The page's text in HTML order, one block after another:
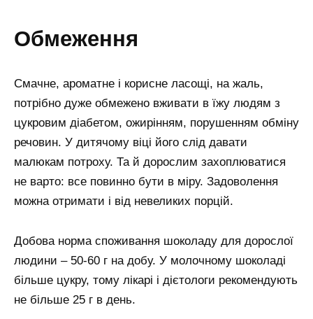
обмеження
Смачне, ароматне і корисне ласощі, на жаль,
потрібно дуже обмежено вживати в їжу людям з
цукровим діабетом, ожирінням, порушенням обміну
речовин. У дитячому віці його слід давати
малюкам потроху. Та й дорослим захоплюватися
не варто: все повинно бути в міру. Задоволення
можна отримати і від невеликих порцій.
Добова норма споживання шоколаду для дорослої
людини – 50-60 г на добу. У молочному шоколаді
більше цукру, тому лікарі і дієтологи рекомендують
не більше 25 г в день.